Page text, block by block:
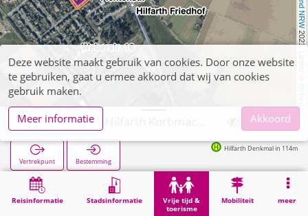
Land NRW
2021, Lizenz
dl-de/by-2-0
Reisinformatie Stadsinformatie
Vrije tijd &
toerisme
Mobiliteit meer
Vertrekpunt Bestemming
Hilfarth Denkmal in 114m
Vrije tijd & toerisme Cultuur Hückelhoven, Hilfarth Korbmachermuseum
Deze website maakt gebruik van cookies. Door onze website
te gebruiken, gaat u ermee akkoord dat wij van cookies
gebruik maken.
Meer informatie
Akkoord